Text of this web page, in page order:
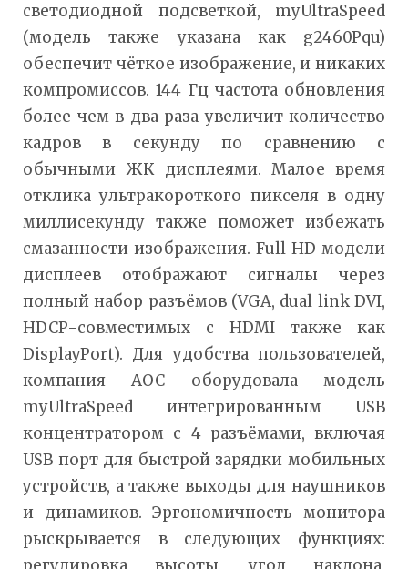
светодиодной подсветкой, myUltraSpeed
(модель также указана как g2460Pqu)
обеспечит чёткое изображение, и никаких
компромиссов. 144 Гц частота обновления
более чем в два раза увеличит количество
кадров в секунду по сравнению с
обычными ЖК дисплеями. Малое время
отклика ультракороткого пикселя в одну
миллисекунду также поможет избежать
смазанности изображения. Full HD модели
дисплеев отображают сигналы через
полный набор разъёмов (VGA, dual link DVI,
HDCP-совместимых с HDMI также как
DisplayPort). Для удобства пользователей,
компания AOC оборудовала модель
myUltraSpeed интегрированным USB
концентратором с 4 разъёмами, включая
USB порт для быстрой зарядки мобильных
устройств, а также выходы для наушников
и динамиков. Эргономичность монитора
рыскрывается в следующих функциях: